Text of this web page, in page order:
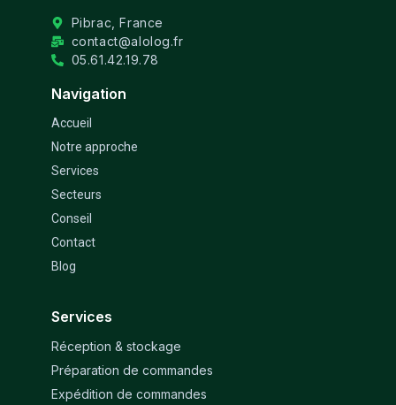
Pibrac, France
contact@alolog.fr
05.61.42.19.78
Navigation
Accueil
Notre approche
Services
Secteurs
Conseil
Contact
Blog
Services
Réception & stockage
Préparation de commandes
Expédition de commandes